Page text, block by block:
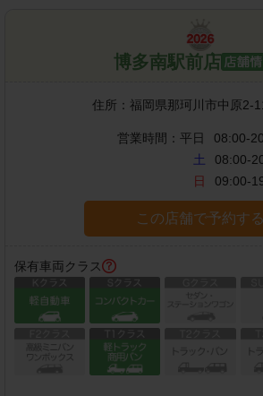
博多南駅前店
住所： 福岡県那珂川市中原2-
営業時間： 平日
08:00-
土
08:00-
日
09:00-
この店舗で予約する
保有車両クラス